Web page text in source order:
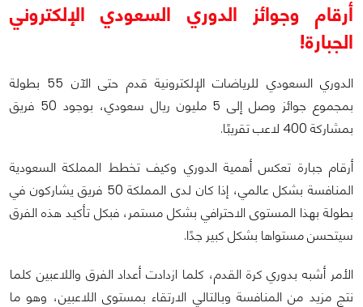
أرقام وجوائز الدوري السعودي الإلكتروني
الجبارة!
الدوري السعودي للرياضات الإلكترونية قدم حتى الآن 55 بطولة
بمجموع جوائز وصل إلى 5 مليون ريال سعودي، بوجود 50 فريق
بمشاركة 400 لاعب تقريبًا.
أرقام جبارة تعكس أهمية الدوري وكيف تخطط المملكة السعودية
المنافسة بشكل عالمي، إذا كان لدى المملكة 50 فريق يشاركون في
بطولة بهذا المستوى الاحترافي بشكل مستمر، فبكل تأكيد هذه الفرق
سيتحسن مستواها بشكل كبير جدًا.
الأمر أشبه بدوري كرة القدم، كلما ازدادت أعداد الفرق واللاعبين كلما
نتج مزيد من المنافسة وبالتالي الارتقاء بمستوى اللاعبين، وهو ما